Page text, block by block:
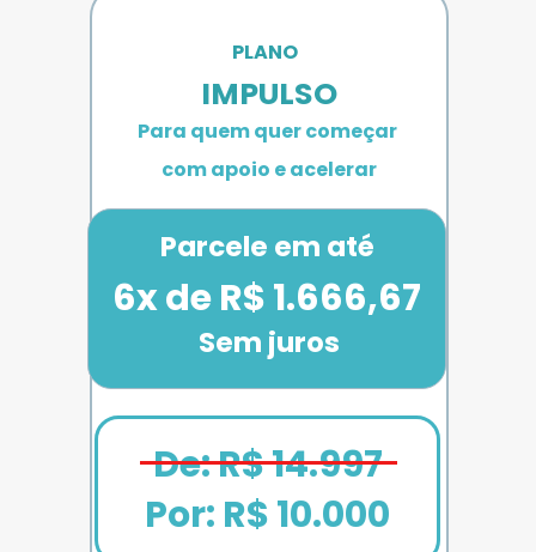
Parcele em até
6x de R$ 1.666,67
Sem juros
PLANO
IMPULSO
Para quem quer começar
com apoio e acelerar
De: R$ 14.997
Por: R$ 10.000